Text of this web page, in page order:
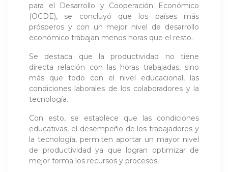
para el Desarrollo y Cooperación Económico
(OCDE), se concluyó que los países más
prósperos y con un mejor nivel de desarrollo
económico trabajan menos horas que el resto.
Se destaca que la productividad no tiene
directa relación con las horas trabajadas, sino
más que todo con el nivel educacional, las
condiciones laborales de los colaboradores y la
tecnología.
Con esto, se establece que las condiciones
educativas, el desempeño de los trabajadores y
la tecnología, permiten aportar un mayor nivel
de productividad ya que logran optimizar de
mejor forma los recursos y procesos.